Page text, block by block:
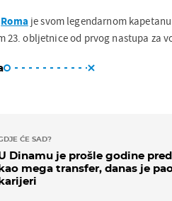
Roma je svom legendarnom kapetanu
23. obljetnice od prvog nastupa za
ĆE SAD?
Dinamu je prošle godine
mega transfer, danas je